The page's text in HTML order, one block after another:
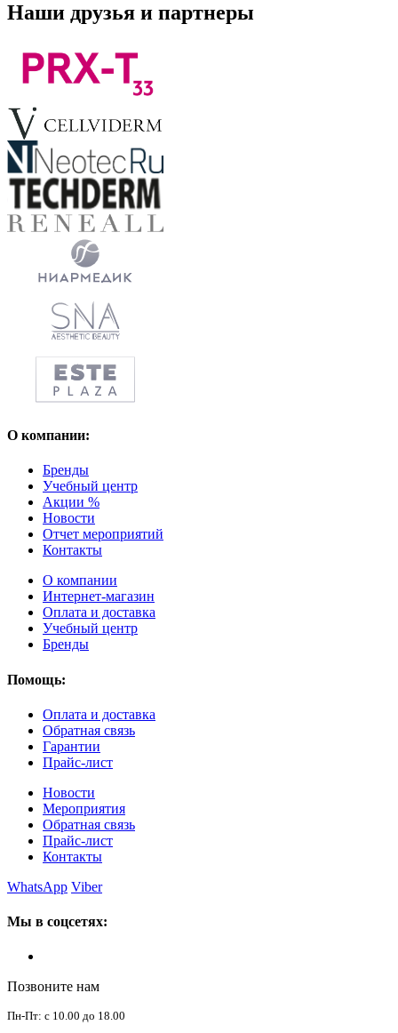
Наши друзья и партнеры
О компании:
Бренды
Учебный центр
Акции %
Новости
Отчет мероприятий
Контакты
О компании
Интернет-магазин
Оплата и доставка
Учебный центр
Бренды
Помощь:
Оплата и доставка
Обратная связь
Гарантии
Прайс-лист
Новости
Мероприятия
Обратная связь
Прайс-лист
Контакты
WhatsApp Viber
Мы в соцсетях:
Позвоните нам
Пн-Пт: с 10.00 до 18.00